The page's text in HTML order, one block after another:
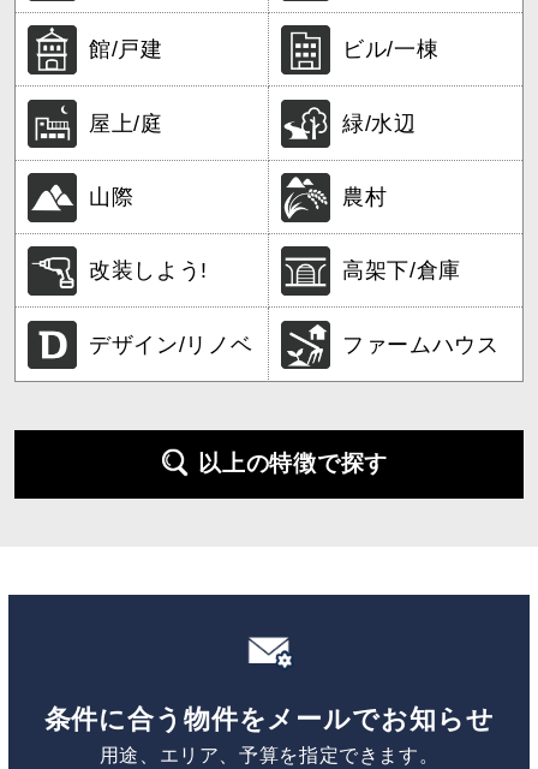
館/戸建 ビル/一棟
屋上/庭 緑/水辺
山際 農村
改装しよう! 高架下/倉庫
デザイン/リノベ ファームハウス
以上の特徴で探す
条件に合う物件をメールでお知らせ
用途、エリア、予算を指定できます。